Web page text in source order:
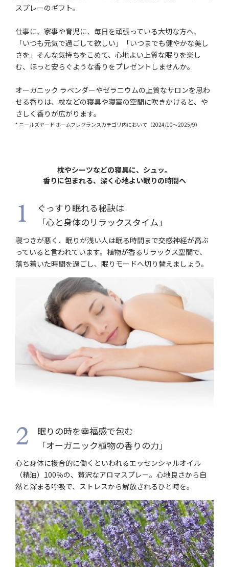
スプレーのギフト。
仕事に、家事や育児に、毎日を頑張っている大切な方へ、
「いつも元気で過ごして欲しい」「いつまでも健やかな美し
さを」そんな気持ちをこめて、心地よい上質な眠りを楽し
む、ほっと安らぐような香りをプレゼントしませんか。
オーガニック ラベンダーやゼラニウムの上質なサロンを思わ
せる香りは、枕などの寝具や寝室の空間に吹きかけると、や
さしく香りが広がります。
* ニールズヤード ホームフレグランスカテゴリ内において（2024/10～2025/9）
枕やシーツなどの寝具に、シュッ。
香りに包まれる、深く心地よい眠りの時間へ
1
ぐっすり眠れる秘訣は
「心と身体のリラックスタイム」
寝つきが悪く、眠りが浅い人は眠る時間まで交感神経が高ぶ
っていると言われています。植物が香るリラックス空間で、
落ち着いた時間を過ごし、眠りモードへ切り替えましょう。
2
眠りの時を幸福感で包む
「オーガニック植物の香りの力」
心と身体に複合的に働くといわれるエッセンシャルオイル
（精油）100％の、贅沢なアロマスプレー。心地良さから自
然と深まる呼吸で、ストレスから解放されるひと時を。